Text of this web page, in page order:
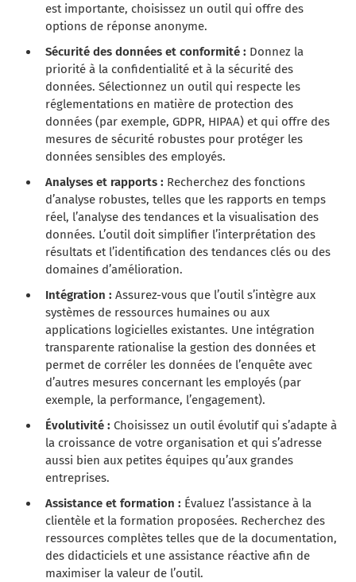
est importante, choisissez un outil qui offre des
options de réponse anonyme.
Sécurité des données et conformité : Donnez la
priorité à la confidentialité et à la sécurité des
données. Sélectionnez un outil qui respecte les
réglementations en matière de protection des
données (par exemple, GDPR, HIPAA) et qui offre des
mesures de sécurité robustes pour protéger les
données sensibles des employés.
Analyses et rapports : Recherchez des fonctions
d’analyse robustes, telles que les rapports en temps
réel, l’analyse des tendances et la visualisation des
données. L’outil doit simplifier l’interprétation des
résultats et l’identification des tendances clés ou des
domaines d’amélioration.
Intégration : Assurez-vous que l’outil s’intègre aux
systèmes de ressources humaines ou aux
applications logicielles existantes. Une intégration
transparente rationalise la gestion des données et
permet de corréler les données de l’enquête avec
d’autres mesures concernant les employés (par
exemple, la performance, l’engagement).
Évolutivité : Choisissez un outil évolutif qui s’adapte à
la croissance de votre organisation et qui s’adresse
aussi bien aux petites équipes qu’aux grandes
entreprises.
Assistance et formation : Évaluez l’assistance à la
clientèle et la formation proposées. Recherchez des
ressources complètes telles que de la documentation,
des didacticiels et une assistance réactive afin de
maximiser la valeur de l’outil.